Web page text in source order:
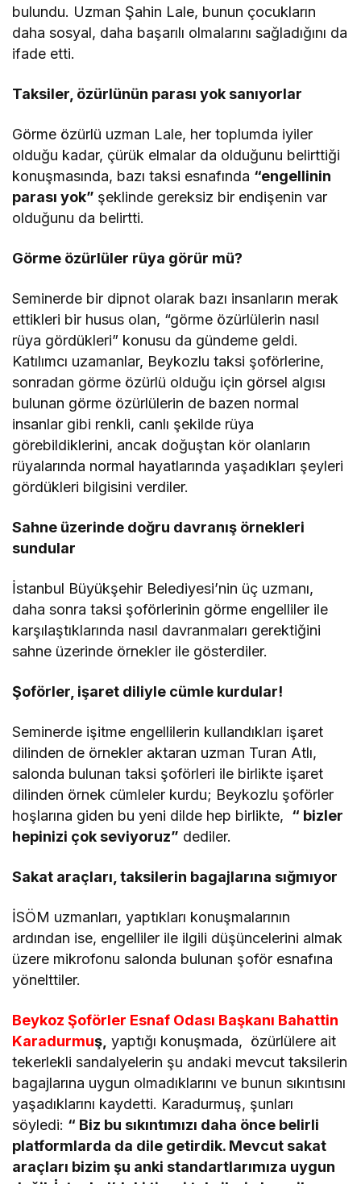
bulundu. Uzman Şahin Lale, bunun çocukların
daha sosyal, daha başarılı olmalarını sağladığını da
ifade etti.
Taksiler, özürlünün parası yok sanıyorlar
Görme özürlü uzman Lale, her toplumda iyiler
olduğu kadar, çürük elmalar da olduğunu belirttiği
konuşmasında, bazı taksi esnafında “engellinin
parası yok” şeklinde gereksiz bir endişenin var
olduğunu da belirtti.
Görme özürlüler rüya görür mü?
Seminerde bir dipnot olarak bazı insanların merak
ettikleri bir husus olan, “görme özürlülerin nasıl
rüya gördükleri” konusu da gündeme geldi.
Katılımcı uzamanlar, Beykozlu taksi şoförlerine,
sonradan görme özürlü olduğu için görsel algısı
bulunan görme özürlülerin de bazen normal
insanlar gibi renkli, canlı şekilde rüya
görebildiklerini, ancak doğuştan kör olanların
rüyalarında normal hayatlarında yaşadıkları şeyleri
gördükleri bilgisini verdiler.
Sahne üzerinde doğru davranış örnekleri
sundular
İstanbul Büyükşehir Belediyesi’nin üç uzmanı,
daha sonra taksi şoförlerinin görme engelliler ile
karşılaştıklarında nasıl davranmaları gerektiğini
sahne üzerinde örnekler ile gösterdiler.
Şoförler, işaret diliyle cümle kurdular!
Seminerde işitme engellilerin kullandıkları işaret
dilinden de örnekler aktaran uzman Turan Atlı,
salonda bulunan taksi şoförleri ile birlikte işaret
dilinden örnek cümleler kurdu; Beykozlu şoförler
hoşlarına giden bu yeni dilde hep birlikte, “ bizler
hepinizi çok seviyoruz” dediler.
Sakat araçları, taksilerin bagajlarına sığmıyor
İSÖM uzmanları, yaptıkları konuşmalarının
ardından ise, engelliler ile ilgili düşüncelerini almak
üzere mikrofonu salonda bulunan şoför esnafına
yönelttiler.
Beykoz Şoförler Esnaf Odası Başkanı Bahattin
Karadurmuş, yaptığı konuşmada, özürlülere ait
tekerlekli sandalyelerin şu andaki mevcut taksilerin
bagajlarına uygun olmadıklarını ve bunun sıkıntısını
yaşadıklarını kaydetti. Karadurmuş, şunları
söyledi: “ Biz bu sıkıntımızı daha önce belirli
platformlarda da dile getirdik. Mevcut sakat
araçları bizim şu anki standartlarımıza uygun